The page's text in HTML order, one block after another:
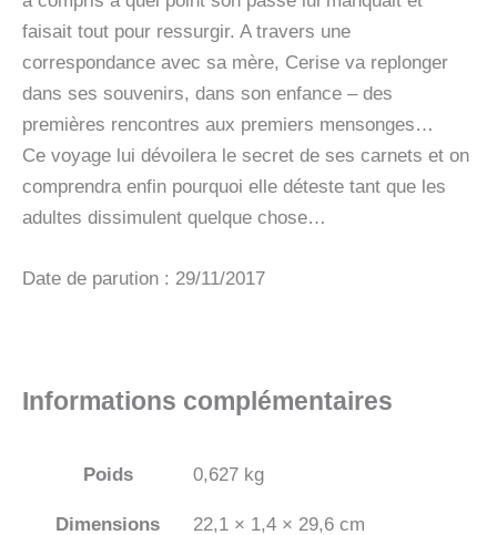
faisait tout pour ressurgir. A travers une
correspondance avec sa mère, Cerise va replonger
dans ses souvenirs, dans son enfance – des
premières rencontres aux premiers mensonges…
Ce voyage lui dévoilera le secret de ses carnets et on
comprendra enfin pourquoi elle déteste tant que les
adultes dissimulent quelque chose…
Date de parution : 29/11/2017
Informations complémentaires
Poids 0,627 kg
Dimensions 22,1 × 1,4 × 29,6 cm